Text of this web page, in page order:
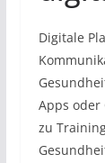
Digitale
Apps oder
zu